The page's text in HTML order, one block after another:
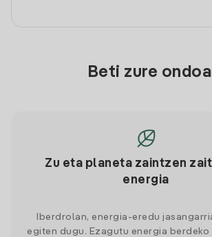
Beti zure
Zu eta planeta zaintzen
energia
Iberdrolan, energia-eredu
egiten dugu. Ezagutu energia